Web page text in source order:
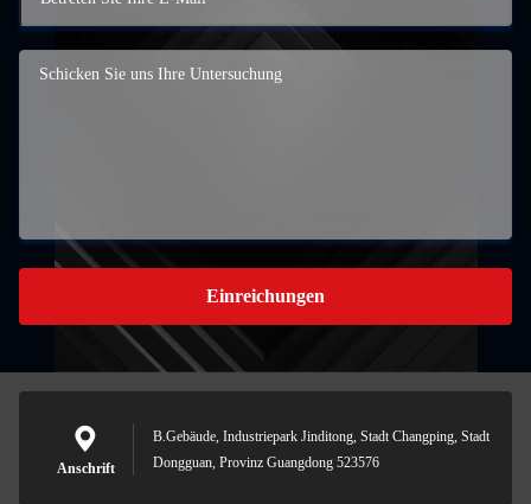
Einreichungen
Anschrift
B.Gebäude, Industriepark Jinditong, Stadt Changping, Stadt
Dongguan, Provinz Guangdong 523576